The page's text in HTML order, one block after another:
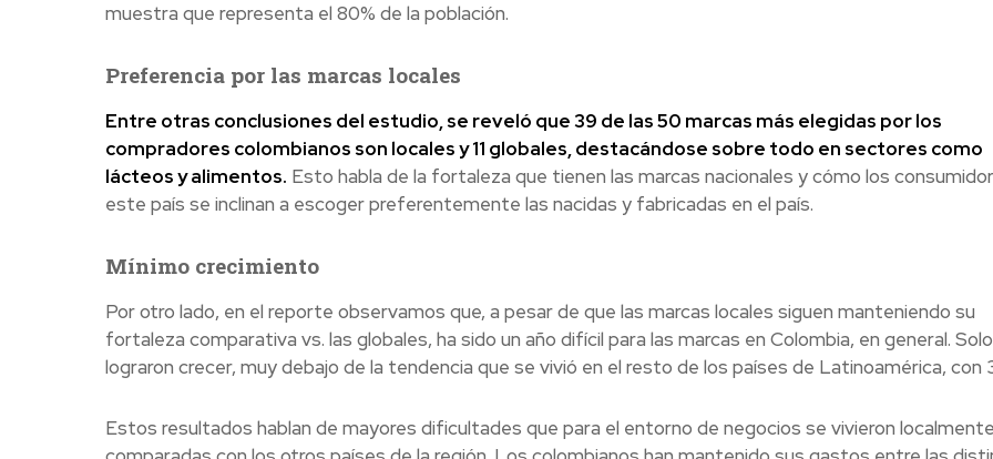
muestra que representa el 80% de la población.
Preferencia por las marcas locales
Entre otras conclusiones del estudio, se reveló que 39 de las 50 marcas más elegidas por los
compradores colombianos son locales y 11 globales, destacándose sobre todo en sectores como
lácteos y alimentos. Esto habla de la fortaleza que tienen las marcas nacionales y cómo los
este país se inclinan a escoger preferentemente las nacidas y fabricadas en el país.
Mínimo crecimiento
Por otro lado, en el reporte observamos que, a pesar de que las marcas locales siguen manteniendo su
fortaleza comparativa vs. las globales, ha sido un año difícil para las marcas en Colombia, en general.
lograron crecer, muy debajo de la tendencia que se vivió en el resto de los países de Latinoamérica, con
Estos resultados hablan de mayores dificultades que para el entorno de negocios se vivieron